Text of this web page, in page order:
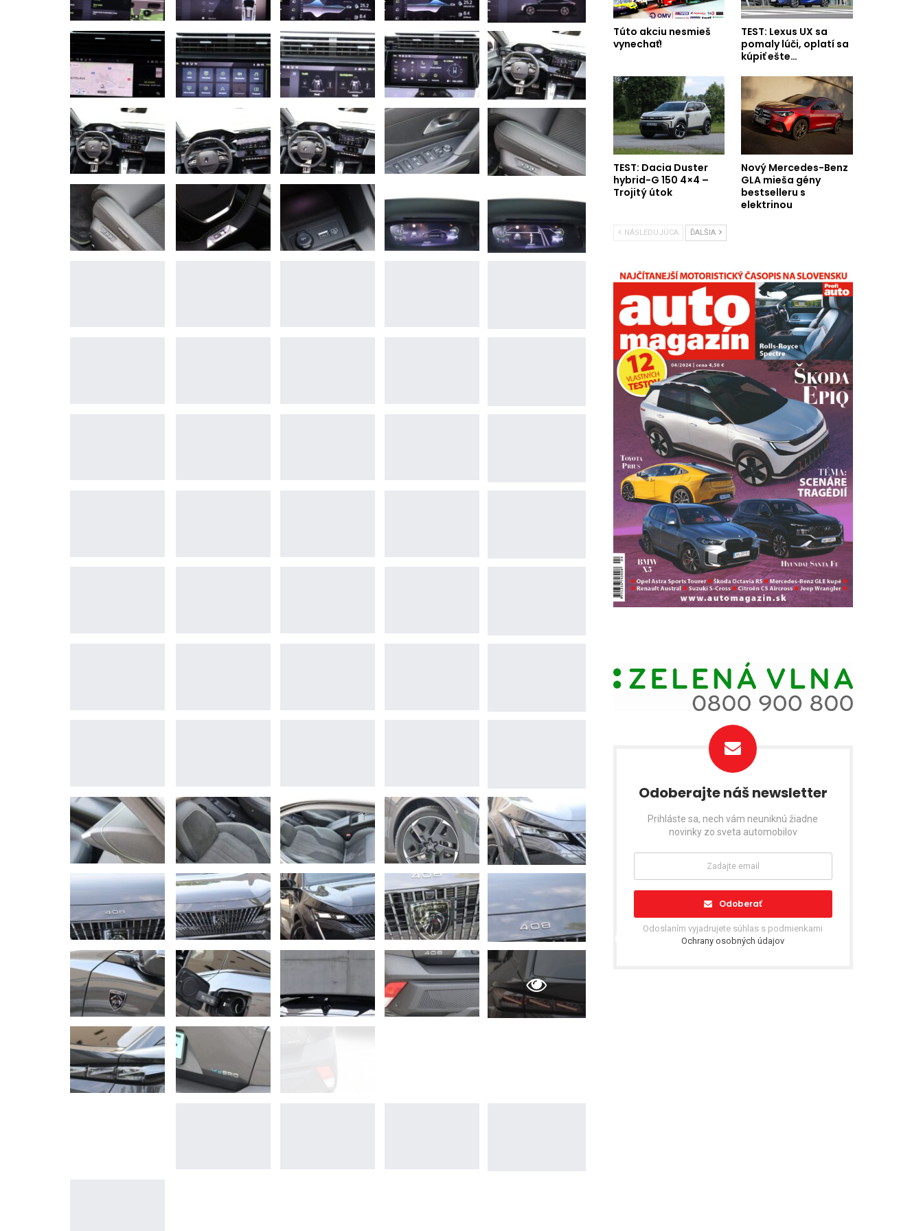
Túto akciu nesmieš
vynechať!
TEST: Lexus UX sa
pomaly lúči, oplatí sa
kúpiť ešte…
TEST: Dacia Duster
hybrid-G 150 4×4 –
Trojitý útok
Nový Mercedes-Benz
GLA mieša gény
bestselleru s
elektrinou
NÁSLEDUJÚCA ĎALŠIA
Odoberajte náš newsletter
Prihláste sa, nech vám neuniknú žiadne
novinky zo sveta automobilov
Odoberať
Odoslaním vyjadrujete súhlas s podmienkami
Ochrany osobných údajov